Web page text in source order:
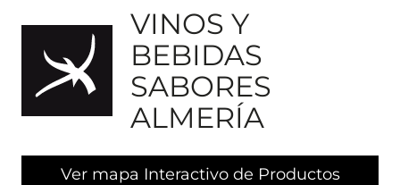
VINOS Y
BEBIDAS
SABORES
ALMERÍA
Ver mapa Interactivo de Productos